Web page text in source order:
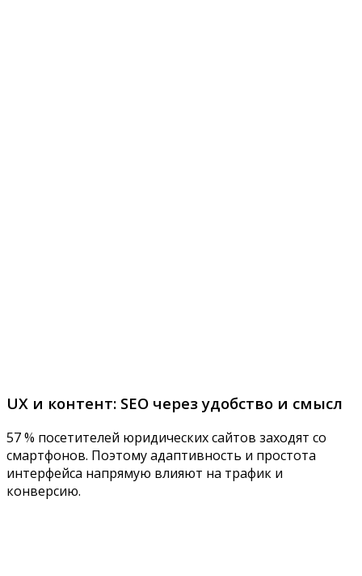
UX и контент: SEO через удобство и смысл
57 % посетителей юридических сайтов заходят со
смартфонов. Поэтому адаптивность и простота
интерфейса напрямую влияют на трафик и
конверсию.